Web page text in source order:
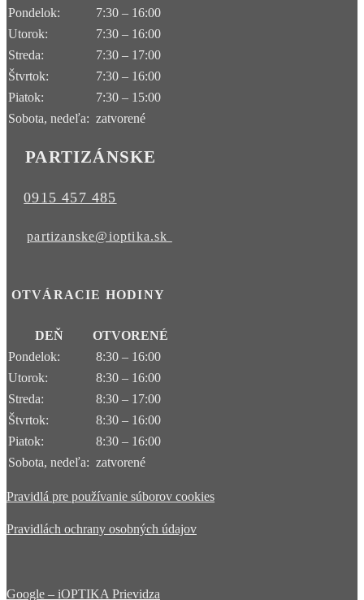
Pondelok:
7:30 – 16:00
Utorok:
7:30 – 16:00
Streda:
7:30 – 17:00
Štvrtok:
7:30 – 16:00
Piatok:
7:30 – 15:00
Sobota, nedeľa: zatvorené
PARTIZÁNSKE
0915 457 485
partizanske@ioptika.sk
OTVÁRACIE HODINY
DEŇ
OTVORENÉ
Pondelok:
8:30 – 16:00
Utorok:
8:30 – 16:00
Streda:
8:30 – 17:00
Štvrtok:
8:30 – 16:00
Piatok:
8:30 – 16:00
Sobota, nedeľa: zatvorené
Pravidlá pre používanie súborov cookies
Pravidlách ochrany osobných údajov
Google – iOPTIKA Prievidza